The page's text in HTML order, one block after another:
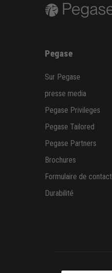
Pegase
Sur Pegase
presse media
Pegase Privileges
Pegase Tailored
Pegase Partners
Brochures
Formulaire de contact
Durabilité